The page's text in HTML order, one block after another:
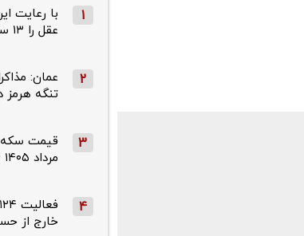
1
با رعایت
عقل را ۱۳ سال به تأخیر بیندازید
2
عمان:
تنگه هرمز
3
مرداد ۱۴۰۵ + جدول
4
خارج از